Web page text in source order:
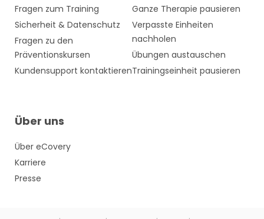
Fragen zum Training
Sicherheit & Datenschutz
Fragen zu den
Präventionskursen
Kundensupport kontaktieren
Ganze Therapie pausieren
Verpasste Einheiten
nachholen
Übungen austauschen
Trainingseinheit pausieren
Über uns
Über eCovery
Karriere
Presse